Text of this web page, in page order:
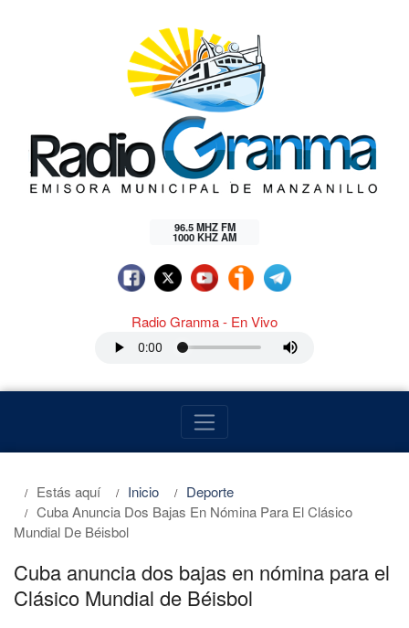
96.5 MHZ FM
1000 KHZ AM
Radio Granma - En Vivo
Estás aquí Inicio
Deporte
Cuba Anuncia Dos Bajas En Nómina Para El Clásico
Mundial De Béisbol
Cuba anuncia dos bajas en nómina para el
Clásico Mundial de Béisbol